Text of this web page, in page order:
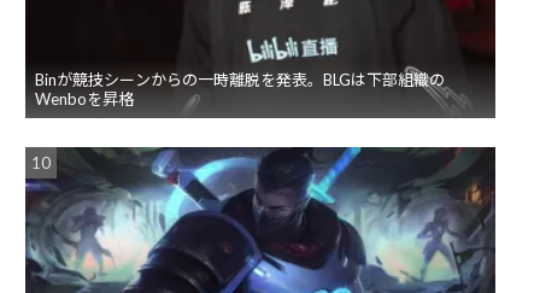
Binが競技シーンからの一時離脱を発表。BLGは下部組織の
Wenboを昇格